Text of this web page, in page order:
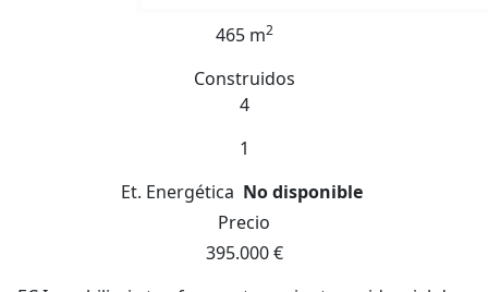
465 m2
Construidos
4
1
Et. Energética No disponible
Precio
395.000 €